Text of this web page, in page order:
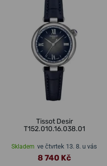
Tissot Desir
T152.010.16.038.01
Skladem ve čtvrtek 13. 8. u vás
8 740 Kč